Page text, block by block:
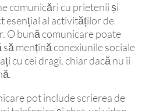
comunicări cu prietenii și
esențial al activităților de
O bună comunicare poate
mențină conexiunile sociale
cu cei dragi, chiar dacă nu îi
pot include scrierea de